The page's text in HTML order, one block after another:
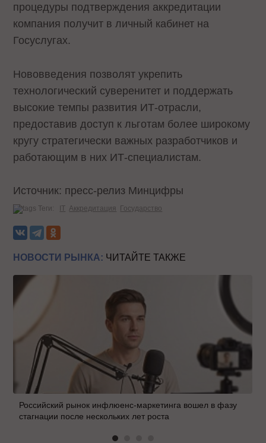
процедуры подтверждения аккредитации
компания получит в личный кабинет на
Госуслугах.
Нововведения позволят укрепить
технологический суверенитет и поддержать
высокие темпы развития ИТ-отрасли,
предоставив доступ к льготам более широкому
кругу стратегически важных разработчиков и
работающим в них ИТ-специалистам.
Источник: пресс-релиз Минцифры
Теги: IT Аккредитация Государство
НОВОСТИ РЫНКА: ЧИТАЙТЕ ТАКЖЕ
Российский рынок инфлюенс-маркетинга вошел в фазу
стагнации после нескольких лет роста